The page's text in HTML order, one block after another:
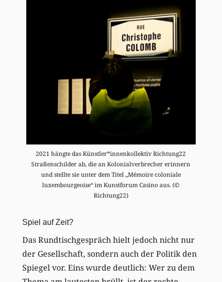
2021 hängte das Künstler*innenkollektiv Richtung22
Straßenschilder ab, die an Kolonialverbrecher erinnern
und stellte sie unter dem Titel „Mémoire coloniale
luxembourgeoise“ im Kunstforum Casino aus. (©
Richtung22)
Spiel auf Zeit?
Das Rundtischgespräch hielt jedoch nicht nur
der Gesellschaft, sondern auch der Politik den
Spiegel vor. Eins wurde deutlich: Wer zu dem